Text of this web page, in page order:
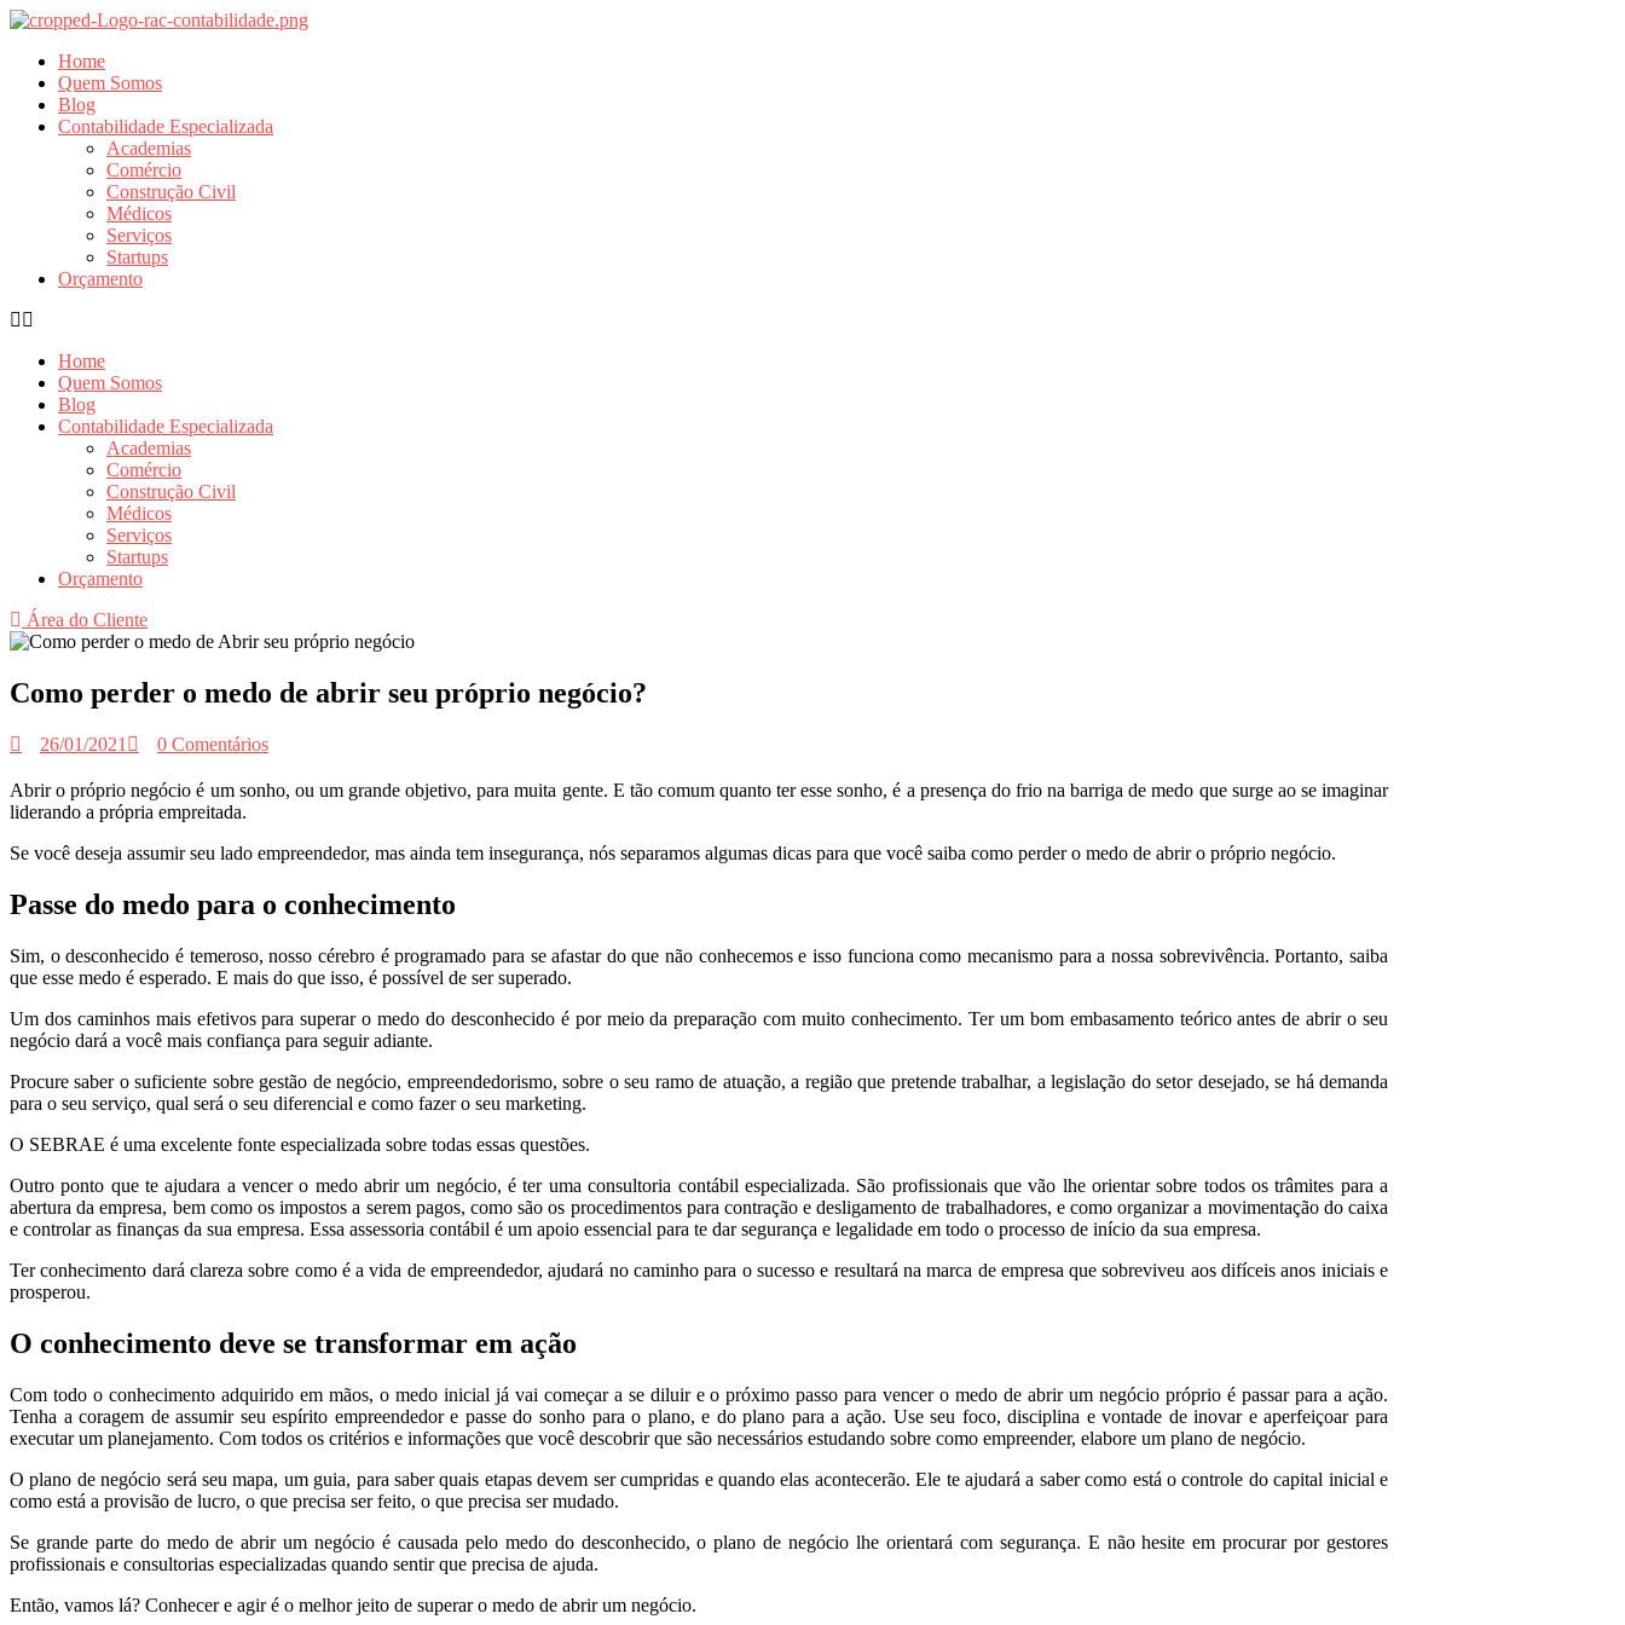
Ir
conteúdo
Home
Quem Somos
Blog
Contabilidade Especializada
Academias
Comércio
Construção Civil
Médicos
Serviços
Startups
Orçamento
Home
Quem Somos
Blog
Contabilidade Especializada
Academias
Comércio
Construção Civil
Médicos
Serviços
Startups
Orçamento
Área do Cliente
Como perder o medo de abrir seu próprio negócio?
26/01/2021 0 Comentários
Abrir o próprio negócio é um sonho, ou um grande objetivo, para muita gente. E tão comum quanto ter esse sonho, é a presença do frio na barriga de medo que surge ao se imaginar
liderando a própria empreitada.
Se você deseja assumir seu lado empreendedor, mas ainda tem insegurança, nós separamos algumas dicas para que você saiba como perder o medo de abrir o próprio negócio.
Passe do medo para o conhecimento
Sim, o desconhecido é temeroso, nosso cérebro é programado para se afastar do que não conhecemos e isso funciona como mecanismo para a nossa sobrevivência. Portanto, saiba
que esse medo é esperado. E mais do que isso, é possível de ser superado.
Um dos caminhos mais efetivos para superar o medo do desconhecido é por meio da preparação com muito conhecimento. Ter um bom embasamento teórico antes de abrir o seu
negócio dará a você mais confiança para seguir adiante.
Procure saber o suficiente sobre gestão de negócio, empreendedorismo, sobre o seu ramo de atuação, a região que pretende trabalhar, a legislação do setor desejado, se há demanda
para o seu serviço, qual será o seu diferencial e como fazer o seu marketing.
O SEBRAE é uma excelente fonte especializada sobre todas essas questões.
Outro ponto que te ajudara a vencer o medo abrir um negócio, é ter uma consultoria contábil especializada. São profissionais que vão lhe orientar sobre todos os trâmites para a
abertura da empresa, bem como os impostos a serem pagos, como são os procedimentos para contração e desligamento de trabalhadores, e como organizar a movimentação do caixa
e controlar as finanças da sua empresa. Essa assessoria contábil é um apoio essencial para te dar segurança e legalidade em todo o processo de início da sua empresa.
Ter conhecimento dará clareza sobre como é a vida de empreendedor, ajudará no caminho para o sucesso e resultará na marca de empresa que sobreviveu aos difíceis anos iniciais e
prosperou.
O conhecimento deve se transformar em ação
Com todo o conhecimento adquirido em mãos, o medo inicial já vai começar a se diluir e o próximo passo para vencer o medo de abrir um negócio próprio é passar para a ação.
Tenha a coragem de assumir seu espírito empreendedor e passe do sonho para o plano, e do plano para a ação. Use seu foco, disciplina e vontade de inovar e aperfeiçoar para
executar um planejamento. Com todos os critérios e informações que você descobrir que são necessários estudando sobre como empreender, elabore um plano de negócio.
O plano de negócio será seu mapa, um guia, para saber quais etapas devem ser cumpridas e quando elas acontecerão. Ele te ajudará a saber como está o controle do capital inicial e
como está a provisão de lucro, o que precisa ser feito, o que precisa ser mudado.
Se grande parte do medo de abrir um negócio é causada pelo medo do desconhecido, o plano de negócio lhe orientará com segurança. E não hesite em procurar por gestores
profissionais e consultorias especializadas quando sentir que precisa de ajuda.
Então, vamos lá? Conhecer e agir é o melhor jeito de superar o medo de abrir um negócio.